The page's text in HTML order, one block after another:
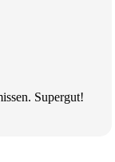
Supergut!